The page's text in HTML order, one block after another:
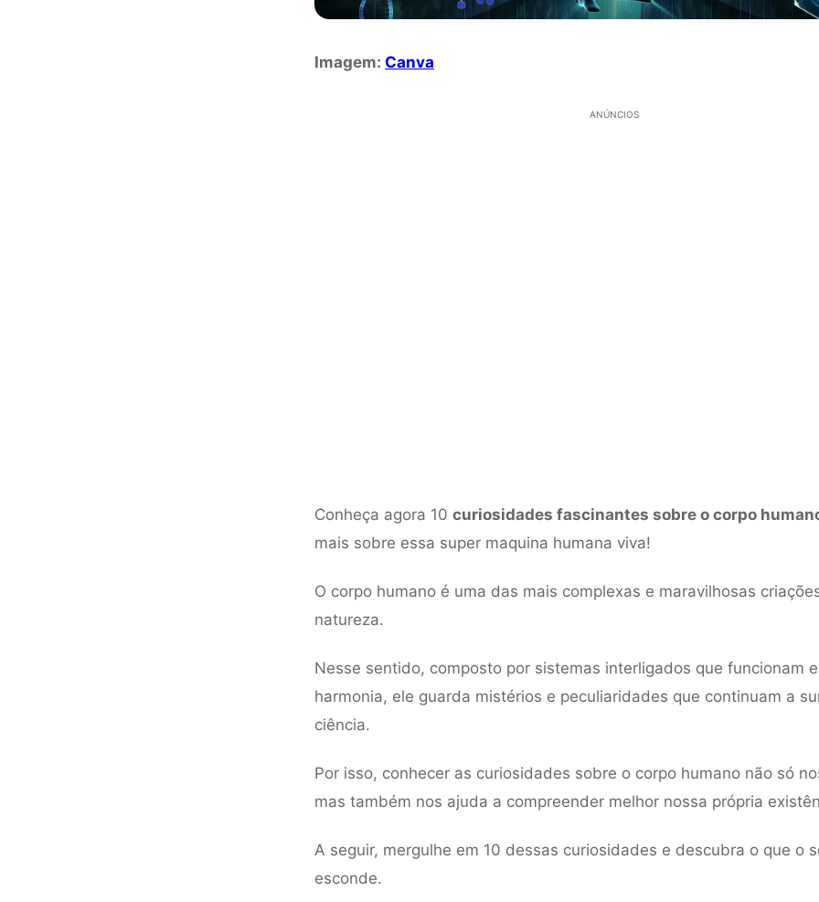
Imagem: Canva
ANÚNCIOS
Conheça agora 10 curiosidades fascinantes sobre o corpo
mais sobre essa super maquina humana viva!
O corpo humano é uma das mais complexas e maravilhosas
natureza.
Nesse sentido, composto por sistemas interligados que funcionam
harmonia, ele guarda mistérios e peculiaridades que continuam a
ciência.
Por isso, conhecer as curiosidades sobre o corpo humano não só
mas também nos ajuda a compreender melhor nossa própria
A seguir, mergulhe em 10 dessas curiosidades e descubra o que o
esconde.